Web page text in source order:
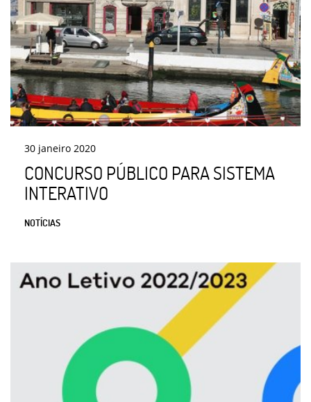
30 janeiro 2020
CONCURSO PÚBLICO PARA SISTEMA
INTERATIVO
NOTÍCIAS